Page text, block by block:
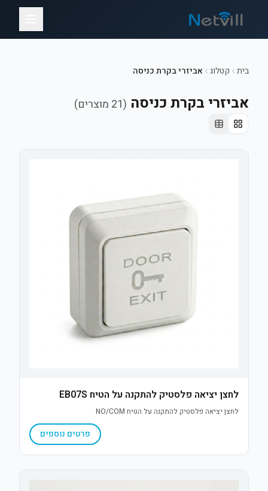
בית קטלוג אביזרי בקרת כניסה
אביזרי בקרת כניסה (
21 מוצרים)
לחצן יציאה פלסטיק להתקנה על הטיח EB07S
לחצן יציאה פלסטיק להתקנה על הטיח NO/COM
פרטים נוספים